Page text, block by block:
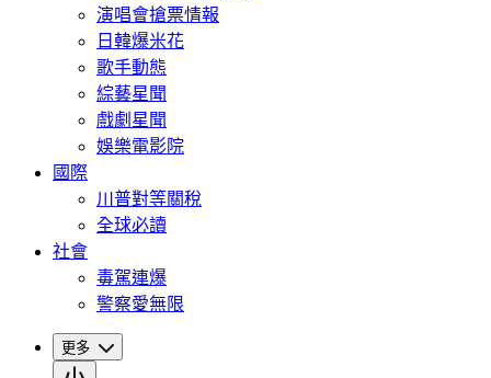
演唱會搶票情報
日韓爆米花
歌手動態
綜藝星聞
戲劇星聞
娛樂電影院
國際
川普對等關稅
全球必讀
社會
毒駕連爆
警察愛無限
更多